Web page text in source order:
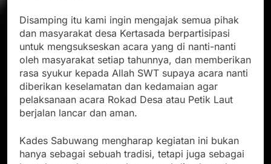
Disamping itu kami ingin mengajak semua pihak
dan masyarakat desa Kertasada berpartisipasi
untuk mengsukseskan acara yang di nanti-nanti
oleh masyarakat setiap tahunnya, dan memberikan
rasa syukur kepada Allah SWT supaya acara nanti
diberikan keselamatan dan kedamaian agar
pelaksanaan acara Rokad Desa atau Petik Laut
berjalan lancar dan aman.
Kades Sabuwang mengharap kegiatan ini bukan
hanya sebagai sebuah tradisi, tetapi juga sebagai